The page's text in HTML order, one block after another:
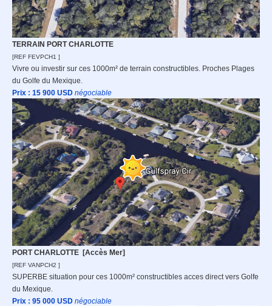
TERRAIN PORT CHARLOTTE
[REF FEVPCH1 ]
Vivre ou investir sur ces 1000m² de terrain constructibles. Proches Plages
du Golfe du Mexique.
Prix : 15 900 USD négociable
PORT CHARLOTTE [Accès Mer]
[REF VANPCH2 ]
SUPERBE situation pour ces 1000m² constructibles acces direct vers Golfe
du Mexique.
Prix : 95 000 USD négociable